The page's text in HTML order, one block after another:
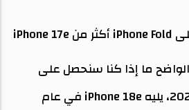
ما إذا كنا سنحصل على
iPhone 17e في عام 2026، يليه iPhone 18e في عام